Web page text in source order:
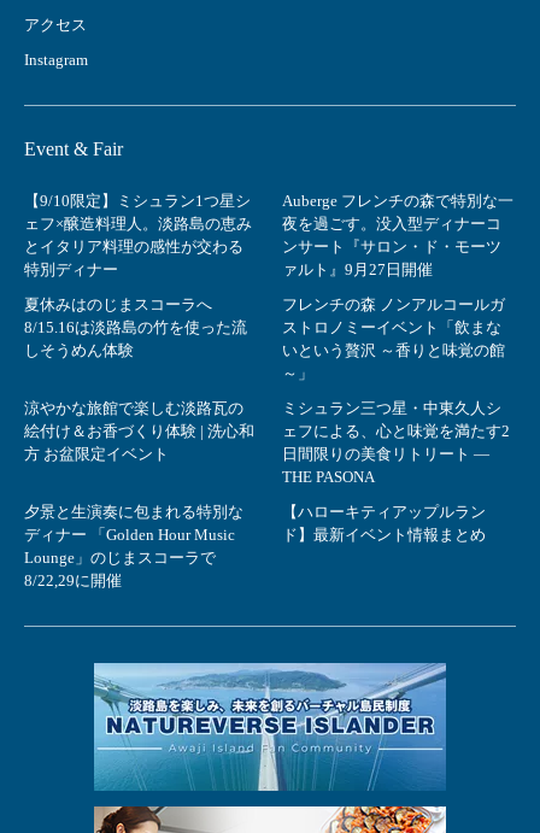
アクセス
Instagram
Event & Fair
【9/10限定】ミシュラン1つ星シ
ェフ×醸造料理人。淡路島の恵み
とイタリア料理の感性が交わる
特別ディナー
Auberge フレンチの森で特別な一
夜を過ごす。没入型ディナーコ
ンサート『サロン・ド・モーツ
ァルト』9月27日開催
夏休みはのじまスコーラへ
8/15.16は淡路島の竹を使った流
しそうめん体験
フレンチの森 ノンアルコールガ
ストロノミーイベント「飲まな
いという贅沢 ～香りと味覚の館
～」
涼やかな旅館で楽しむ淡路瓦の
絵付け＆お香づくり体験 | 洗心和
方 お盆限定イベント
ミシュラン三つ星・中東久人シ
ェフによる、心と味覚を満たす2
日間限りの美食リトリート ―
THE PASONA
夕景と生演奏に包まれる特別な
ディナー 「Golden Hour Music
Lounge」のじまスコーラで
8/22,29に開催
【ハローキティアップルラン
ド】最新イベント情報まとめ